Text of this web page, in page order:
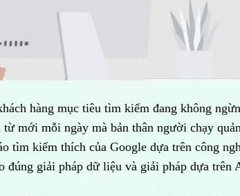
hàng mục tiêu tìm kiếm đang không
mới mỗi ngày mà bản thân người chạy
tìm kiếm thích của Google dựa trên công
đúng giải pháp dữ liệu và giải pháp dựa trên